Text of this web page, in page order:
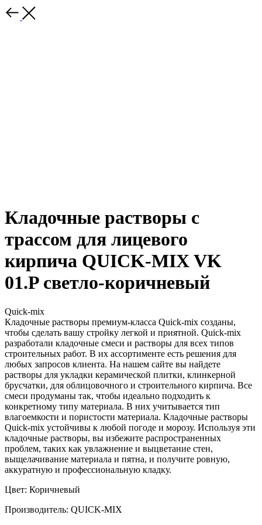
Кладочные растворы с
трассом для лицевого
кирпича QUICK-MIX VK
01.P светло-коричневый
Quick-mix
Кладочные растворы премиум-класса Quick-mix созданы,
чтобы сделать вашу стройку легкой и приятной. Quick-mix
разработали кладочные смеси и растворы для всех типов
строительных работ. В их ассортименте есть решения для
любых запросов клиента. На нашем сайте вы найдете
растворы для укладки керамической плитки, клинкерной
брусчатки, для облицовочного и строительного кирпича. Все
смеси продуманы так, чтобы идеально подходить к
конкретному типу материала. В них учитывается тип
влагоемкости и пористости материала. Кладочные растворы
Quick-mix устойчивы к любой погоде и морозу. Используя эти
кладочные растворы, вы избежите распространенных
проблем, таких как увлажнение и выцветание стен,
выщелачивание материала и пятна, и получите ровную,
аккуратную и профессиональную кладку.
Цвет: Коричневый
Производитель: QUICK-MIX